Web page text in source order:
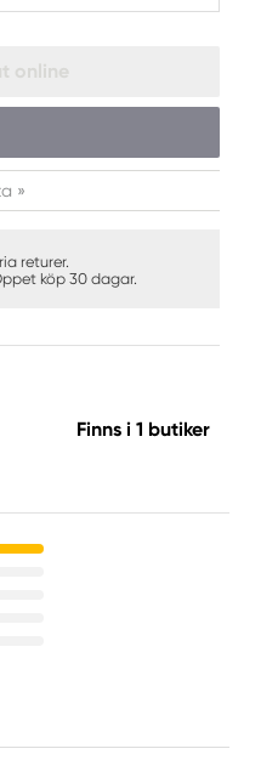
online
»
returer.
köp 30 dagar.
Finns i 1 butiker